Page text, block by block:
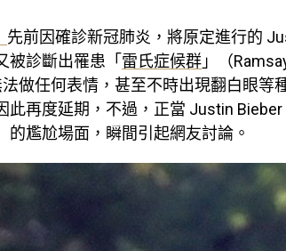
先前因確診新冠肺炎，將原定進行的
被診斷出罹患「 雷氏症候群 」（
做任何表情，甚至不時出現翻白眼等
此再度延期，不過，正當 Justin
尷尬場面，瞬間引起網友討論。